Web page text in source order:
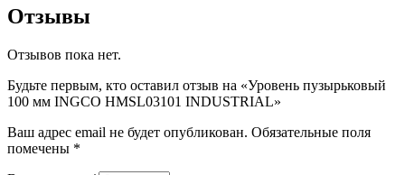
Отзывы
Отзывов пока нет.
Будьте первым, кто оставил отзыв на «Уровень пузырьковый
100 мм INGCO HMSL03101 INDUSTRIAL»
Ваш адрес email не будет опубликован. Обязательные поля
помечены *